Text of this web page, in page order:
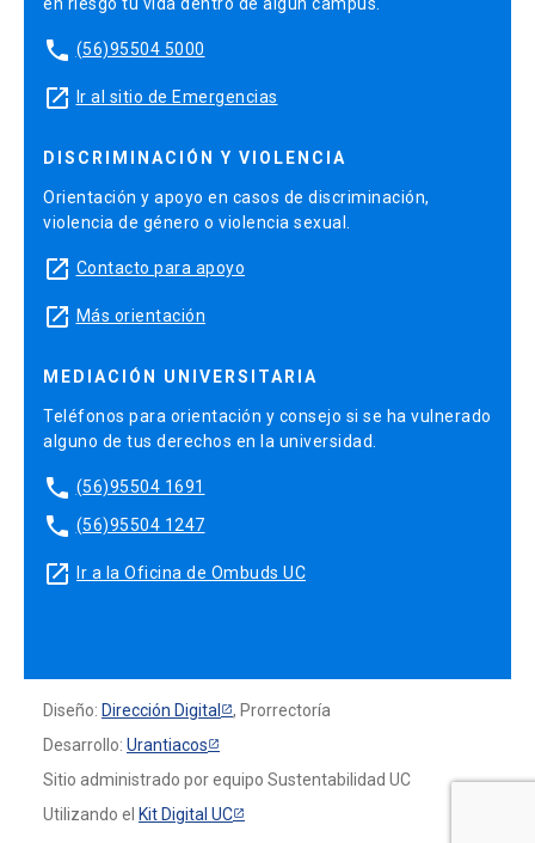
phone (56)95504 5000
launch Ir al sitio de Emergencias
DISCRIMINACIÓN Y VIOLENCIA
Orientación y apoyo en casos de discriminación,
violencia de género o violencia sexual.
launch Contacto para apoyo
launch Más orientación
MEDIACIÓN UNIVERSITARIA
Teléfonos para orientación y consejo si se ha vulnerado
alguno de tus derechos en la universidad.
phone (56)95504 1691
phone (56)95504 1247
launch Ir a la Oficina de Ombuds UC
Diseño: Dirección Digital
, Prorrectoría
Desarrollo: Urantiacos
Sitio administrado por equipo Sustentabilidad UC
Utilizando el Kit Digital UC